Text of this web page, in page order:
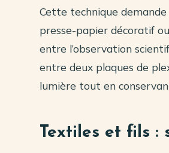
Cette technique
presse-papier décoratif
entre l’observation
entre deux plaques de
lumière tout en
Textiles et fils :